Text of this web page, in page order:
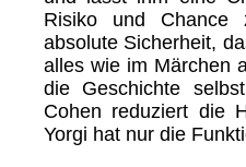
Risiko und Chance
absolute Sicherheit,
alles wie im Märchen
die Geschichte
Cohen reduziert die
Yorgi hat nur die